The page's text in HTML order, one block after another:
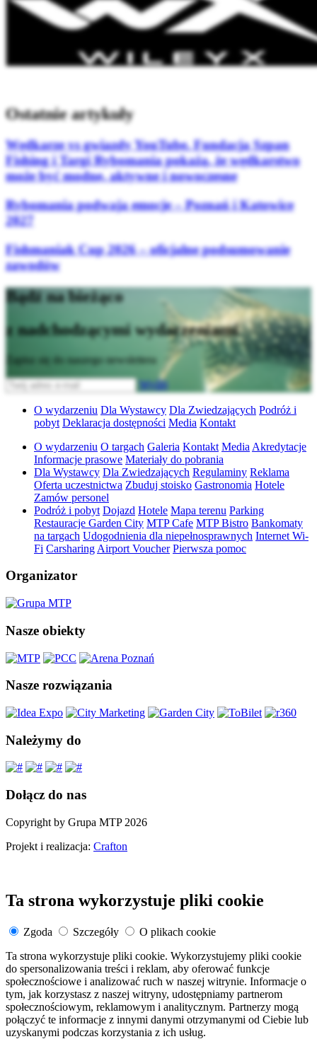
Ostatnie artykuły
Wędkarze vs gwiazdy YouTube. Fundacja Szpan
Fishing i Targi Rybomania pokażą, że wędkarstwo
może być modne, aktywne i nowoczesne
Rybomania podwaja emocje – Poznań i Katowice
2027
Fishmaniak Cup 2026 – oficjalne podsumowanie
zawodów
Bądź na bieżąco
z nadchodzącymi wydarzeniami
Zapisz się do naszego newslettera
Wyślij
O wydarzeniu Dla Wystawcy Dla Zwiedzających Podróż i
pobyt Deklaracja dostępności Media Kontakt
O wydarzeniu O targach Galeria Kontakt Media Akredytacje
Informacje prasowe Materiały do pobrania
Dla Wystawcy Dla Zwiedzających Regulaminy Reklama
Oferta uczestnictwa Zbuduj stoisko Gastronomia Hotele
Zamów personel
Podróż i pobyt Dojazd Hotele Mapa terenu Parking
Restauracje Garden City MTP Cafe MTP Bistro Bankomaty
na targach Udogodnienia dla niepełnosprawnych Internet Wi-
Fi Carsharing Airport Voucher Pierwsza pomoc
Organizator
Nasze obiekty
Nasze rozwiązania
Należymy do
Dołącz do nas
Copyright by Grupa MTP 2026
Projekt i realizacja: Crafton
Ta strona wykorzystuje pliki cookie
Zgoda Szczegóły
O plikach cookie
Ta strona wykorzystuje pliki cookie. Wykorzystujemy pliki cookie
do spersonalizowania treści i reklam, aby oferować funkcje
społecznościowe i analizować ruch w naszej witrynie. Informacje o
tym, jak korzystasz z naszej witryny, udostępniamy partnerom
społecznościowym, reklamowym i analitycznym. Partnerzy mogą
połączyć te informacje z innymi danymi otrzymanymi od Ciebie lub
uzyskanymi podczas korzystania z ich usług.